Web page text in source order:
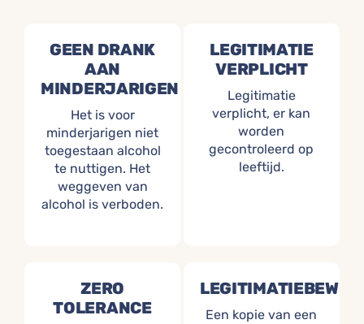
GEEN DRANK
AAN
MINDERJARIGEN
Het is voor
minderjarigen niet
toegestaan alcohol
te nuttigen. Het
weggeven van
alcohol is verboden.
LEGITIMATIE
VERPLICHT
Legitimatie
verplicht, er kan
worden
gecontroleerd op
leeftijd.
ZERO
TOLERANCE
Een kopie van een